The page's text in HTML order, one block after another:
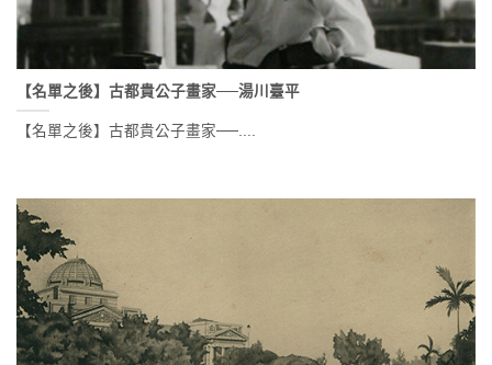
【名單之後】古都貴公子畫家──湯川臺平
【名單之後】古都貴公子畫家──....